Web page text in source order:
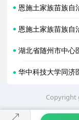
湖北省随州市中心
Copyright